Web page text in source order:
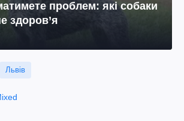
проблем: які собаки
здоров’я
Львів